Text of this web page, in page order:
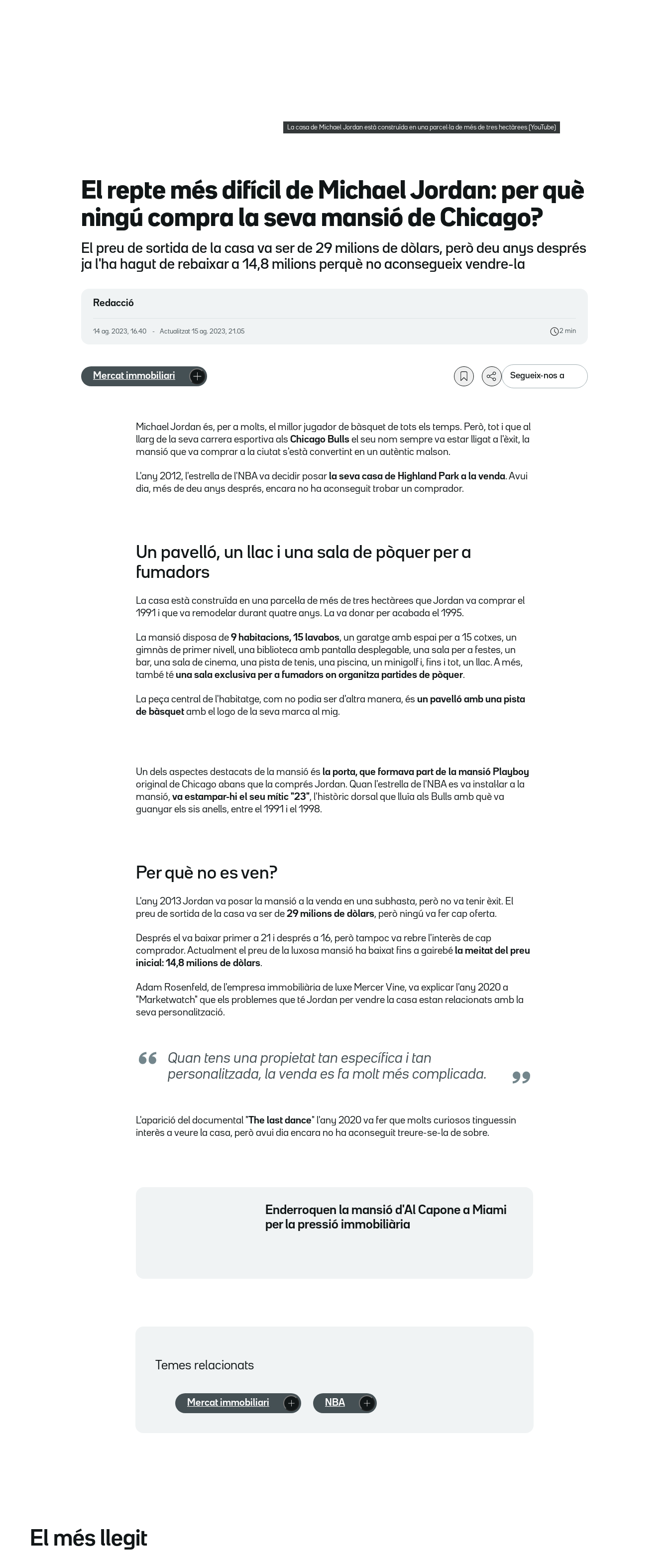
La casa de Michael Jordan està construïda en una parcel·la de més de tres hectàrees (YouTube)
El repte més difícil de Michael Jordan: per què
ningú compra la seva mansió de Chicago?
El preu de sortida de la casa va ser de 29 milions de dòlars, però deu anys després
ja l'ha hagut de rebaixar a 14,8 milions perquè no aconsegueix vendre-la
Redacció
14 ag. 2023, 16.40 Actualitzat 15 ag. 2023, 21.05 2 min
Mercat immobiliari Segueix-nos a
Michael Jordan és, per a molts, el millor jugador de bàsquet de tots els temps. Però, tot i que al
llarg de la seva carrera esportiva als Chicago Bulls el seu nom sempre va estar lligat a l'èxit, la
mansió que va comprar a la ciutat s'està convertint en un autèntic malson.
L'any 2012, l'estrella de l'NBA va decidir posar la seva casa de Highland Park a la venda. Avui
dia, més de deu anys després, encara no ha aconseguit trobar un comprador.
Un pavelló, un llac i una sala de pòquer per a
fumadors
La casa està construïda en una parcel·la de més de tres hectàrees que Jordan va comprar el
1991 i que va remodelar durant quatre anys. La va donar per acabada el 1995.
La mansió disposa de 9 habitacions, 15 lavabos, un garatge amb espai per a 15 cotxes, un
gimnàs de primer nivell, una biblioteca amb pantalla desplegable, una sala per a festes, un
bar, una sala de cinema, una pista de tenis, una piscina, un minigolf i, fins i tot, un llac. A més,
també té una sala exclusiva per a fumadors on organitza partides de pòquer.
La peça central de l'habitatge, com no podia ser d'altra manera, és un pavelló amb una pista
de bàsquet amb el logo de la seva marca al mig.
Un dels aspectes destacats de la mansió és la porta, que formava part de la mansió Playboy
original de Chicago abans que la comprés Jordan. Quan l'estrella de l'NBA es va instal·lar a la
mansió, va estampar-hi el seu mític "23", l'històric dorsal que lluïa als Bulls amb què va
guanyar els sis anells, entre el 1991 i el 1998.
Per què no es ven?
L'any 2013 Jordan va posar la mansió a la venda en una subhasta, però no va tenir èxit. El
preu de sortida de la casa va ser de 29 milions de dòlars, però ningú va fer cap oferta.
Després el va baixar primer a 21 i després a 16, però tampoc va rebre l'interès de cap
comprador. Actualment el preu de la luxosa mansió ha baixat fins a gairebé la meitat del preu
inicial: 14,8 milions de dòlars.
Adam Rosenfeld, de l'empresa immobiliària de luxe Mercer Vine, va explicar l'any 2020 a
"Marketwatch" que els problemes que té Jordan per vendre la casa estan relacionats amb la
seva personalització.
Quan tens una propietat tan específica i tan
personalitzada, la venda es fa molt més complicada.
L'aparició del documental "The last dance" l'any 2020 va fer que molts curiosos tinguessin
interès a veure la casa, però avui dia encara no ha aconseguit treure-se-la de sobre.
Enderroquen la mansió d'Al Capone a Miami
per la pressió immobiliària
Temes relacionats
Mercat immobiliari NBA
El més llegit